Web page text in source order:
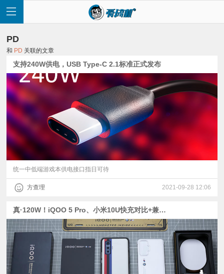
首
页
快
讯
测
视
频
PD
和 PD 关联的文章
支持240W供电，USB Type-C 2.1标准正式发布
统一中低端游戏本供电接口指日可待
方查理 2021-09-28 12:06
真·120W！iQOO 5 Pro、小米10U快充对比+兼容测试